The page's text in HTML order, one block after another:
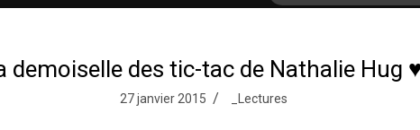
demoiselle des tic-tac de Nathalie Hug ♥
27 janvier 2015 _Lectures